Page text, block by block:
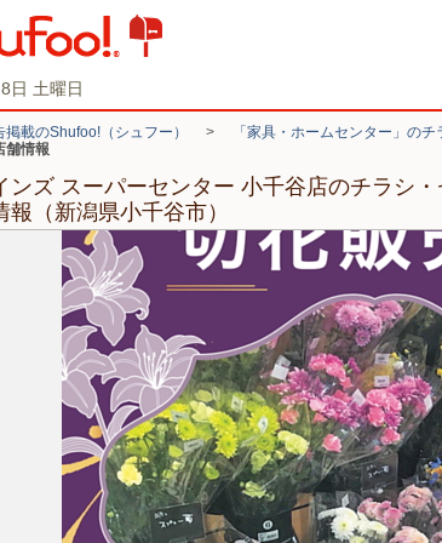
日 土曜日
載のShufoo!（シュフー） > 「家具・ホームセンター」の
舗情報
ンズ スーパーセンター 小千谷店のチラシ・
報（新潟県小千谷市）